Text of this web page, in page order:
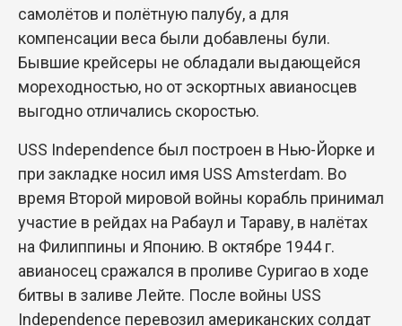
самолётов и полётную палубу, а для
компенсации веса были добавлены були.
Бывшие крейсеры не обладали выдающейся
мореходностью, но от эскортных авианосцев
выгодно отличались скоростью.
USS Independence был построен в Нью-Йорке и
при закладке носил имя USS Amsterdam. Во
время Второй мировой войны корабль принимал
участие в рейдах на Рабаул и Тараву, в налётах
на Филиппины и Японию. В октябре 1944 г.
авианосец сражался в проливе Суригао в ходе
битвы в заливе Лейте. После войны USS
Independence перевозил американских солдат